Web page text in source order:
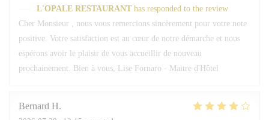
L'OPALE RESTAURANT has responded to the review
Cher Monsieur , nous vous remercions sincèrement pour votre note
positive. Votre satisfaction est au cœur de notre démarche et nous
espérons avoir le plaisir de vous accueillir de nouveau
prochainement. Bien à vous, Lise Fornaro - Maitre d'Hôtel
Bernard H